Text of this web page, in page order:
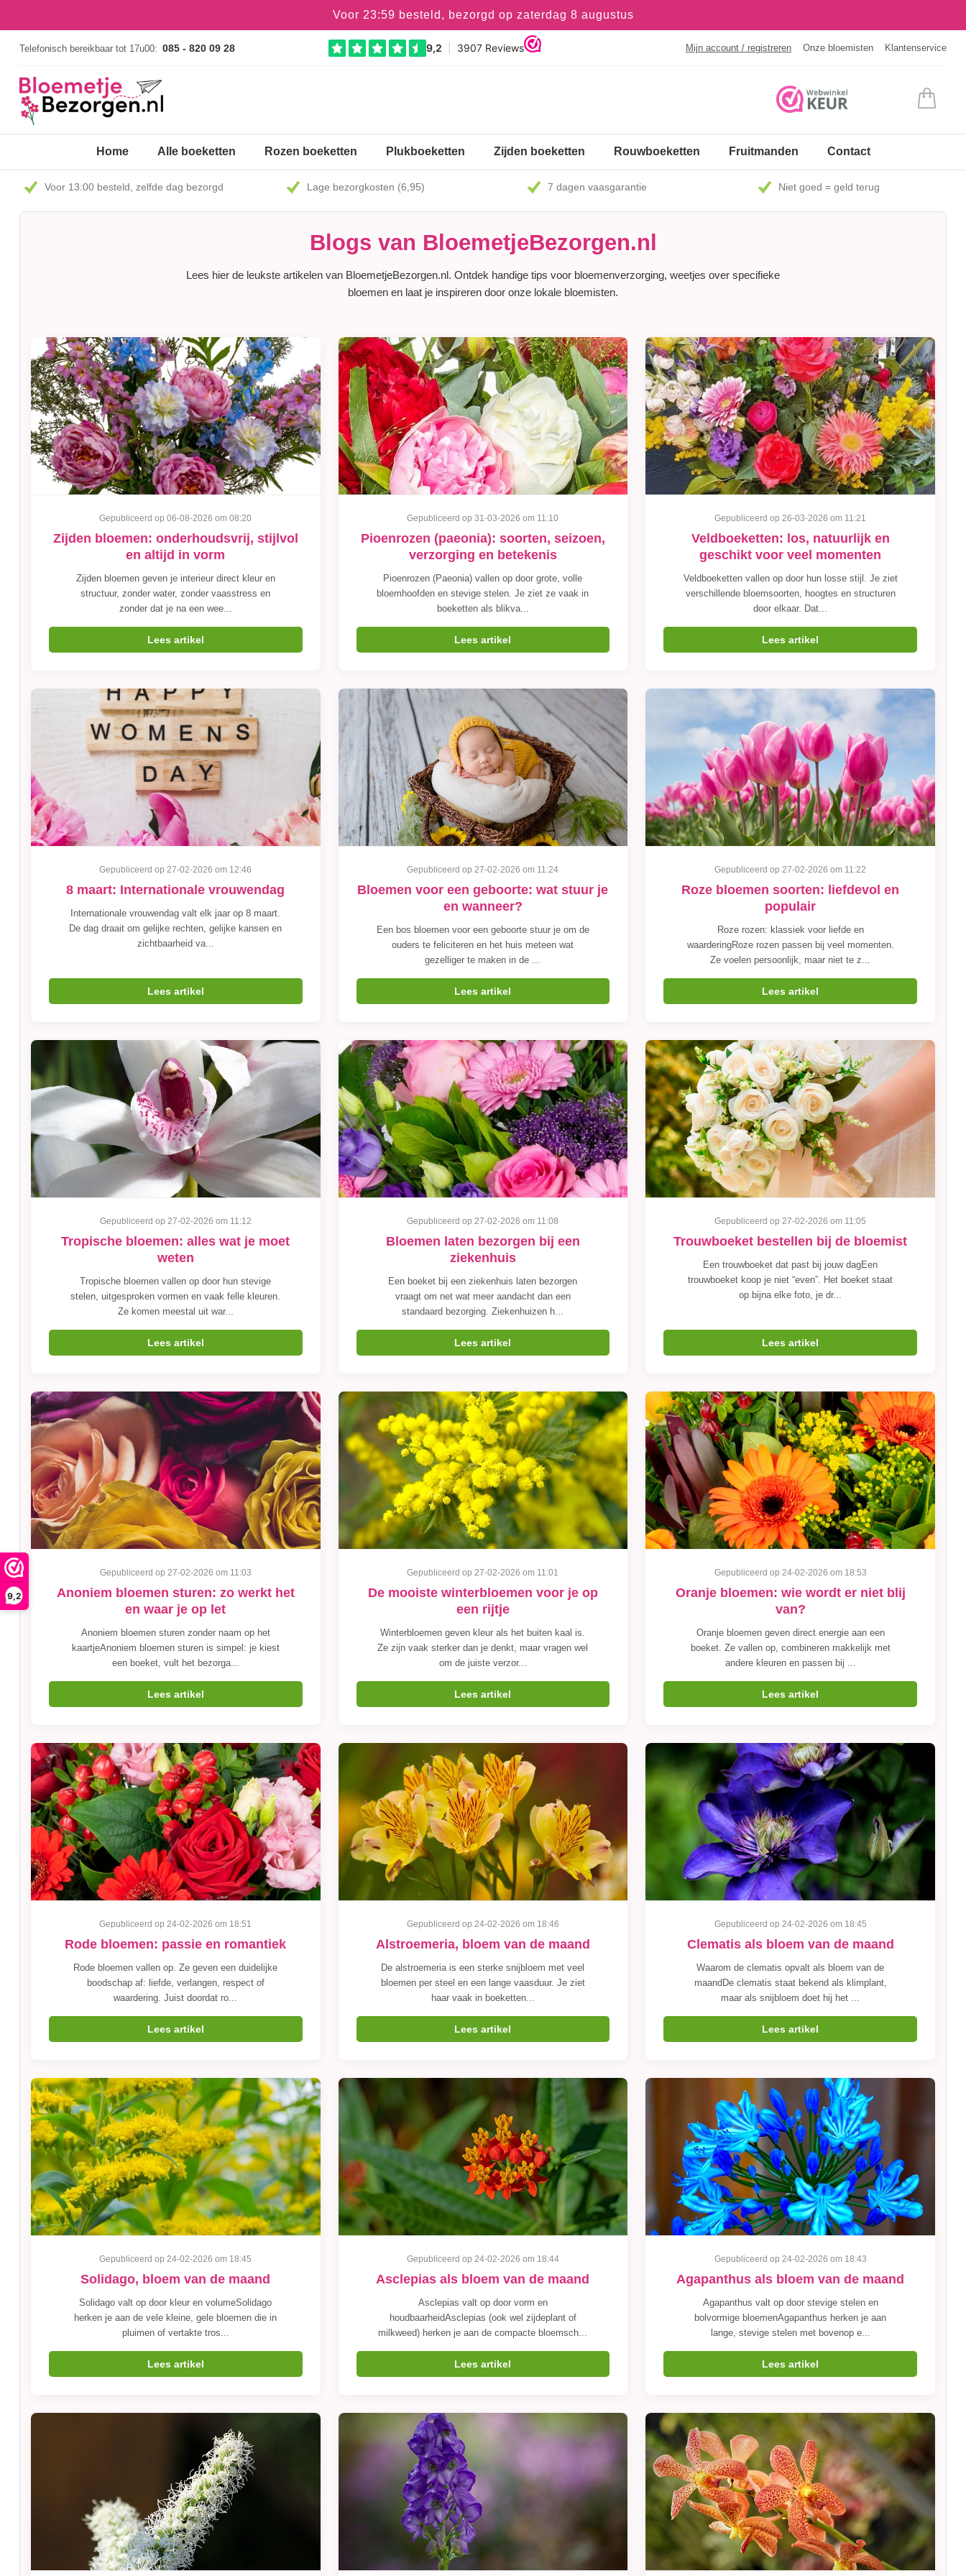
9,2
Voor 23:59 besteld, bezorgd op zaterdag 8 augustus
Telefonisch bereikbaar tot 17u00: 085 - 820 09 28 Mijn account / registreren Onze bloemisten Klantenservice
Home Alle boeketten Rozen boeketten Plukboeketten Zijden boeketten Rouwboeketten Fruitmanden Contact
Voor 13:00 besteld, zelfde dag bezorgd Lage bezorgkosten (6,95) 7 dagen vaasgarantie Niet goed = geld terug
Blogs van BloemetjeBezorgen.nl
Lees hier de leukste artikelen van BloemetjeBezorgen.nl. Ontdek handige tips voor bloemenverzorging, weetjes over specifieke
bloemen en laat je inspireren door onze lokale bloemisten.
Gepubliceerd op 06-08-2026 om 08:20
Zijden bloemen: onderhoudsvrij, stijlvol
en altijd in vorm
Zijden bloemen geven je interieur direct kleur en
structuur, zonder water, zonder vaasstress en
zonder dat je na een wee...
Lees artikel
Gepubliceerd op 31-03-2026 om 11:10
Pioenrozen (paeonia): soorten, seizoen,
verzorging en betekenis
Pioenrozen (Paeonia) vallen op door grote, volle
bloemhoofden en stevige stelen. Je ziet ze vaak in
boeketten als blikva...
Lees artikel
Gepubliceerd op 26-03-2026 om 11:21
Veldboeketten: los, natuurlijk en
geschikt voor veel momenten
Veldboeketten vallen op door hun losse stijl. Je ziet
verschillende bloemsoorten, hoogtes en structuren
door elkaar. Dat...
Lees artikel
Gepubliceerd op 27-02-2026 om 12:46
8 maart: Internationale vrouwendag
Internationale vrouwendag valt elk jaar op 8 maart.
De dag draait om gelijke rechten, gelijke kansen en
zichtbaarheid va...
Lees artikel
Gepubliceerd op 27-02-2026 om 11:24
Bloemen voor een geboorte: wat stuur je
en wanneer?
Een bos bloemen voor een geboorte stuur je om de
ouders te feliciteren en het huis meteen wat
gezelliger te maken in de ...
Lees artikel
Gepubliceerd op 27-02-2026 om 11:22
Roze bloemen soorten: liefdevol en
populair
Roze rozen: klassiek voor liefde en
waarderingRoze rozen passen bij veel momenten.
Ze voelen persoonlijk, maar niet te z...
Lees artikel
Gepubliceerd op 27-02-2026 om 11:12
Tropische bloemen: alles wat je moet
weten
Tropische bloemen vallen op door hun stevige
stelen, uitgesproken vormen en vaak felle kleuren.
Ze komen meestal uit war...
Lees artikel
Gepubliceerd op 27-02-2026 om 11:08
Bloemen laten bezorgen bij een
ziekenhuis
Een boeket bij een ziekenhuis laten bezorgen
vraagt om net wat meer aandacht dan een
standaard bezorging. Ziekenhuizen h...
Lees artikel
Gepubliceerd op 27-02-2026 om 11:05
Trouwboeket bestellen bij de bloemist
Een trouwboeket dat past bij jouw dagEen
trouwboeket koop je niet “even”. Het boeket staat
op bijna elke foto, je dr...
Lees artikel
Gepubliceerd op 27-02-2026 om 11:03
Anoniem bloemen sturen: zo werkt het
en waar je op let
Anoniem bloemen sturen zonder naam op het
kaartjeAnoniem bloemen sturen is simpel: je kiest
een boeket, vult het bezorga...
Lees artikel
Gepubliceerd op 27-02-2026 om 11:01
De mooiste winterbloemen voor je op
een rijtje
Winterbloemen geven kleur als het buiten kaal is.
Ze zijn vaak sterker dan je denkt, maar vragen wel
om de juiste verzor...
Lees artikel
Gepubliceerd op 24-02-2026 om 18:53
Oranje bloemen: wie wordt er niet blij
van?
Oranje bloemen geven direct energie aan een
boeket. Ze vallen op, combineren makkelijk met
andere kleuren en passen bij ...
Lees artikel
Gepubliceerd op 24-02-2026 om 18:51
Rode bloemen: passie en romantiek
Rode bloemen vallen op. Ze geven een duidelijke
boodschap af: liefde, verlangen, respect of
waardering. Juist doordat ro...
Lees artikel
Gepubliceerd op 24-02-2026 om 18:46
Alstroemeria, bloem van de maand
De alstroemeria is een sterke snijbloem met veel
bloemen per steel en een lange vaasduur. Je ziet
haar vaak in boeketten...
Lees artikel
Gepubliceerd op 24-02-2026 om 18:45
Clematis als bloem van de maand
Waarom de clematis opvalt als bloem van de
maandDe clematis staat bekend als klimplant,
maar als snijbloem doet hij het ...
Lees artikel
Gepubliceerd op 24-02-2026 om 18:45
Solidago, bloem van de maand
Solidago valt op door kleur en volumeSolidago
herken je aan de vele kleine, gele bloemen die in
pluimen of vertakte tros...
Lees artikel
Gepubliceerd op 24-02-2026 om 18:44
Asclepias als bloem van de maand
Asclepias valt op door vorm en
houdbaarheidAsclepias (ook wel zijdeplant of
milkweed) herken je aan de compacte bloemsch...
Lees artikel
Gepubliceerd op 24-02-2026 om 18:43
Agapanthus als bloem van de maand
Agapanthus valt op door stevige stelen en
bolvormige bloemenAgapanthus herken je aan
lange, stevige stelen met bovenop e...
Lees artikel